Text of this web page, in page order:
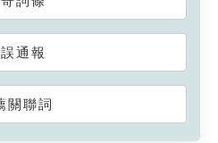
通報
關聯詞